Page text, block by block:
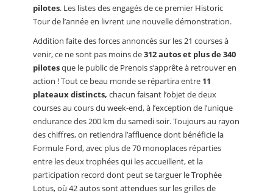
pilotes. Les listes des engagés de ce premier Historic
Tour de l’année en livrent une nouvelle démonstration.
Addition faite des forces annoncés sur les 21 courses à
venir, ce ne sont pas moins de312 autos et plus de 340
pilotesque le public de Prenois s’apprête à retrouver en
action ! Tout ce beau monde se répartira entre 11
plateaux distincts, chacun faisant l’objet de deux
courses au cours du week-end, à l’exception de l’unique
endurance des 200 km du samedi soir. Toujours au rayon
des chiffres, on retiendra l’affluence dont bénéficie la
Formule Ford, avec plus de 70 monoplaces réparties
entre les deux trophées qui les accueillent, et la
participation record dont peut se targuer le Trophée
Lotus, où 42 autos sont attendues sur les grilles de